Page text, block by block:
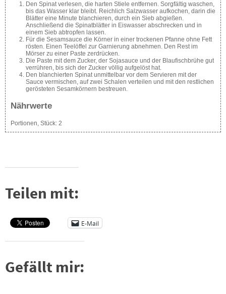
Den Spinat verlesen, die harten Stiele entfernen. Sorgfältig waschen,
bis das Wasser klar bleibt. Reichlich Salzwasser aufkochen, darin die
Blätter eine Minute blanchieren, durch ein Sieb abgießen.
Anschließend die Spinatblätter in Eiswasser abschrecken und in
einem Sieb abtropfen lassen.
Für die Sesamsauce die Körner in einer trockenen Pfanne ohne Fett
rösten. Einen Teelöffel zur Garnierung abnehmen. Den Rest im
Mörser zu einer Paste zerdrücken.
Die Paste mit dem Zucker, der Sojasauce und der Blaufischbrühe gut
verrühren, bis sich der Zucker völlig aufgelöst hat.
Den blanchierten Spinat unmittelbar vor dem Servieren mit der
Sauce vermischen, auf zwei Schalen verteilen und mit den restlichen
gerösteten Sesamkörnern bestreuen.
Nährwerte
Portionen, Stück: 2
Teilen mit:
E-Mail
Gefällt mir: